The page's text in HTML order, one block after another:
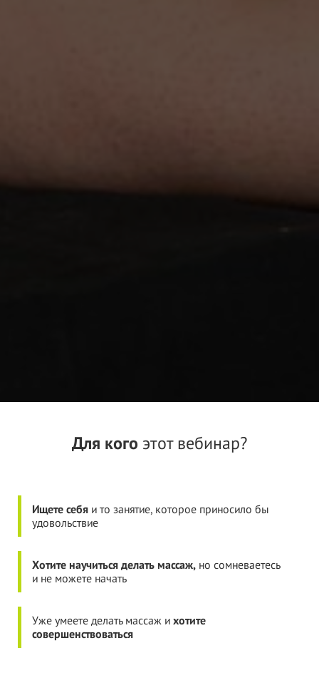
Для кого этот вебинар?
Ищете себя и то занятие, которое приносило бы
удовольствие
Хотите научиться делать массаж, но сомневаетесь
и не можете начать
Уже умеете делать массаж и хотите
совершенствоваться